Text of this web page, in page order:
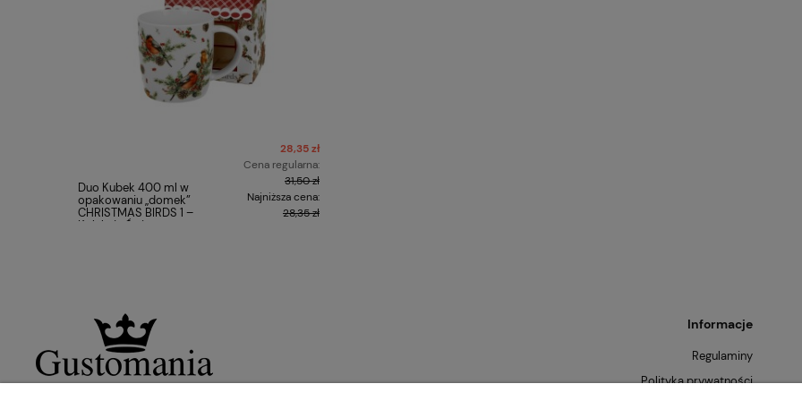
Duo Kubek 400 ml w
opakowaniu „domek”
CHRISTMAS BIRDS 1 –
Kolekcja Świąteczna
28,35 zł
Cena regularna:
31,50 zł
Najniższa cena:
28,35 zł
Informacje
Regulaminy
Polityka prywatności